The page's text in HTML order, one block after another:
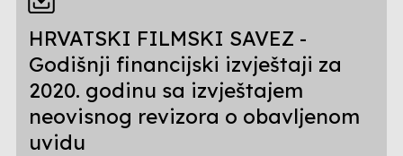
HRVATSKI FILMSKI SAVEZ -
Godišnji financijski izvještaji za
2020. godinu sa izvještajem
neovisnog revizora o obavljenom
uvidu